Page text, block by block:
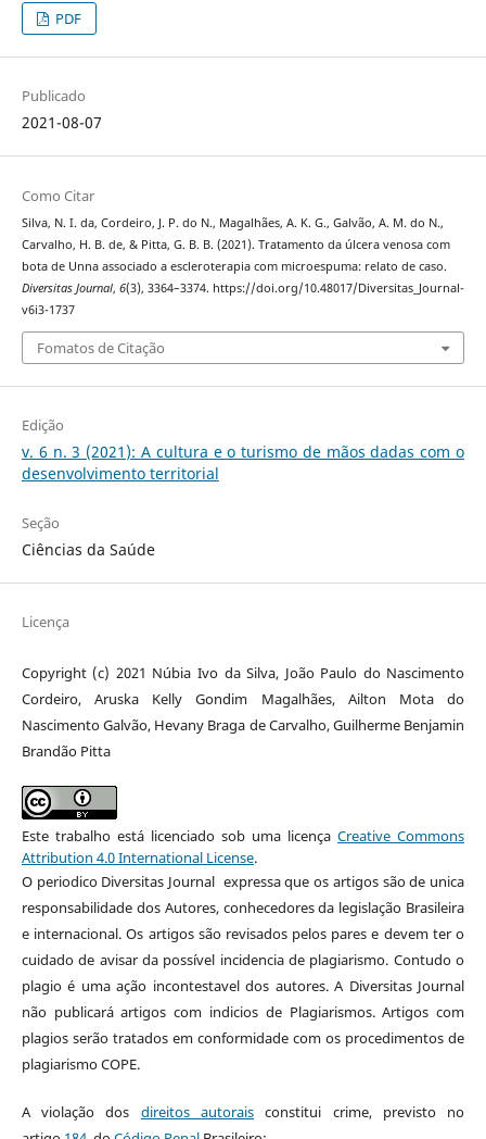
PDF
Publicado
2021-08-07
Como Citar
Silva, N. I. da, Cordeiro, J. P. do N., Magalhães, A. K. G., Galvão, A. M. do N.,
Carvalho, H. B. de, & Pitta, G. B. B. (2021). Tratamento da úlcera venosa com
bota de Unna associado a escleroterapia com microespuma: relato de caso.
Diversitas Journal, 6(3), 3364–3374. https://doi.org/10.48017/Diversitas_Journal-
v6i3-1737
Fomatos de Citação
Edição
v. 6 n. 3 (2021): A cultura e o turismo de mãos dadas com o
desenvolvimento territorial
Seção
Ciências da Saúde
Licença
Copyright (c) 2021 Núbia Ivo da Silva, João Paulo do Nascimento
Cordeiro, Aruska Kelly Gondim Magalhães, Ailton Mota do
Nascimento Galvão, Hevany Braga de Carvalho, Guilherme Benjamin
Brandão Pitta
Este trabalho está licenciado sob uma licençaCreative Commons
Attribution 4.0 International License.
O periodico Diversitas Journal expressa que os artigos são de unica
responsabilidade dos Autores, conhecedores da legislação Brasileira
e internacional. Os artigos são revisados pelos pares e devem ter o
cuidado de avisar da possível incidencia de plagiarismo. Contudo o
plagio é uma ação incontestavel dos autores. A Diversitas Journal
não publicará artigos com indicios de Plagiarismos. Artigos com
plagios serão tratados em conformidade com os procedimentos de
plagiarismo COPE.
A violação dos direitos autorais constitui crime, previsto no